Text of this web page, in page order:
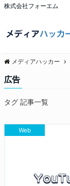
株式会社フォーエム
メディアハッカー
広告
タグ 記事一覧
Web